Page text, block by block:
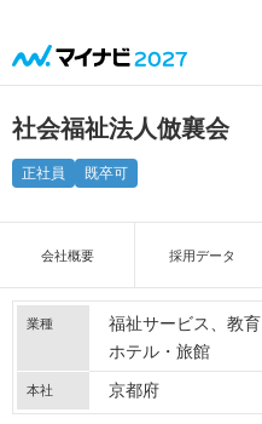
社会福祉法人倣襄会
正社員 既卒可
会社概要 採用データ
業種 福祉サービス 教育
ホテル・旅館
本社 京都府